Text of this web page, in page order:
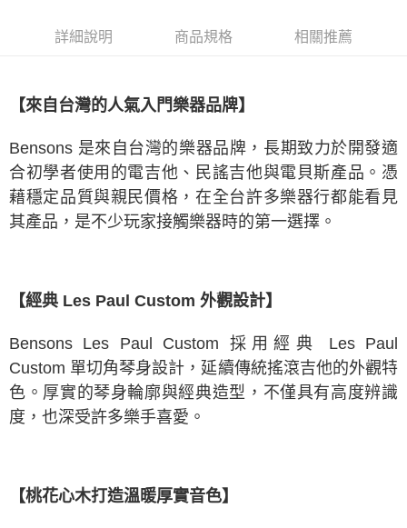
醒簡訊。
【注意事項】
用戶於交易時，得透過本服務購買商品或服務，並由商店將買賣／分期付款
買賣價金債權讓與本公司後，依約使用本公司帳單繳交帳款。
2.基於同意付款使用「大哥付你分期」之契約關係目的，商店將以您的個人
資料（包含姓名、電話或地址）提供予台灣大哥大進項蒐集、處理及利用，
由本公司與您本人進行分期帳單所需資料之確認、核對及更正。
3.完整用戶服務條款，請詳閱以下連結：https://oppay.tw/userRule
詳細說明 商品規格 相關推薦
【來自台灣的人氣入門樂器品牌】
Bensons 是來自台灣的樂器品牌，長期致力於開發適
合初學者使用的電吉他、民謠吉他與電貝斯產品。憑
藉穩定品質與親民價格，在全台許多樂器行都能看見
其產品，是不少玩家接觸樂器時的第一選擇。
【經典 Les Paul Custom 外觀設計】
Bensons Les Paul Custom 採用經典 Les Paul
Custom 單切角琴身設計，延續傳統搖滾吉他的外觀特
色。厚實的琴身輪廓與經典造型，不僅具有高度辨識
度，也深受許多樂手喜愛。
【桃花心木打造溫暖厚實音色】